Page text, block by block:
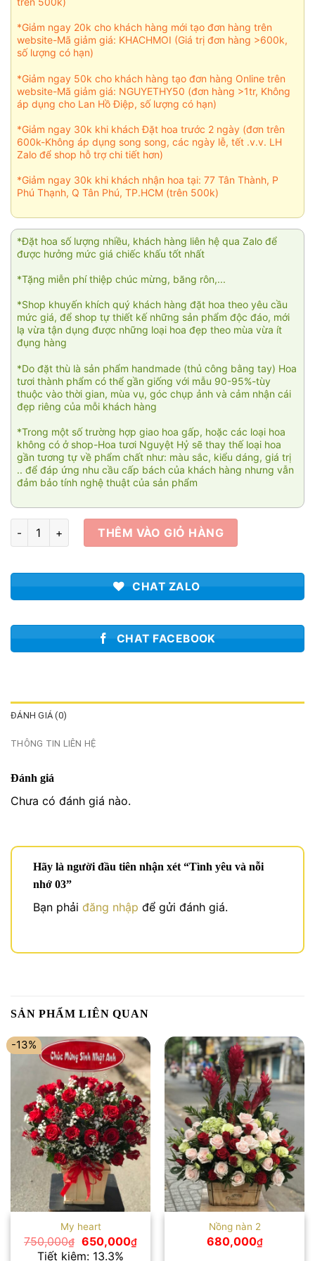
*Giảm ngay 20k cho khách hàng mới tạo đơn hàng trên
website-Mã giảm giá: KHACHMOI (Giá trị đơn hàng >600k,
số lượng có hạn)
*Giảm ngay 50k cho khách hàng tạo đơn hàng Online trên
website-Mã giảm giá: NGUYETHY50 (đơn hàng >1tr, Không
áp dụng cho Lan Hồ Điệp, số lượng có hạn)
*Giảm ngay 30k khi khách Đặt hoa trước 2 ngày (đơn trên
600k-Không áp dụng song song, các ngày lễ, tết .v.v. LH
Zalo để shop hỗ trợ chi tiết hơn)
*Giảm ngay 30k khi khách nhận hoa tại: 77 Tân Thành, P
Phú Thạnh, Q Tân Phú, TP.HCM (trên 500k)
*Đặt hoa số lượng nhiều, khách hàng liên hệ qua Zalo để
được hưởng mức giá chiếc khấu tốt nhất
*Tặng miễn phí thiệp chúc mừng, băng rôn,...
*Shop khuyến khích quý khách hàng đặt hoa theo yêu cầu
mức giá, để shop tự thiết kế những sản phẩm độc đáo, mới
lạ vừa tận dụng được những loại hoa đẹp theo mùa vừa ít
đụng hàng
*Do đặt thù là sản phẩm handmade (thủ công bằng tay) Hoa
tươi thành phẩm có thể gần giống với mẫu 90-95%-tùy
thuộc vào thời gian, mùa vụ, góc chụp ảnh và cảm nhận cái
đẹp riêng của mỗi khách hàng
*Trong một số trường hợp giao hoa gấp, hoặc các loại hoa
không có ở shop-Hoa tươi Nguyệt Hỷ sẽ thay thế loại hoa
gần tương tự về phẩm chất như: màu sắc, kiểu dáng, giá trị
.. để đáp ứng nhu cầu cấp bách của khách hàng nhưng vẫn
đảm bảo tính nghệ thuật của sản phẩm
Tình yêu và nỗi nhớ 03 số lượngTHÊM VÀO GIỎ HÀNG
CHAT ZALO
CHAT FACEBOOK
ĐÁNH GIÁ (0)
THÔNG TIN LIÊN HỆ
Đánh giá
Chưa có đánh giá nào.
Hãy là người đầu tiên nhận xét “Tình yêu và nỗi
nhớ 03”
Bạn phải đăng nhập để gửi đánh giá.
SẢN PHẨM LIÊN QUAN
-13%
My heart
750,000₫ Giá
gốc
650,000₫Giá
hiện
Tiết kiệm: 13.3%
Nồng nàn 2
680,000₫